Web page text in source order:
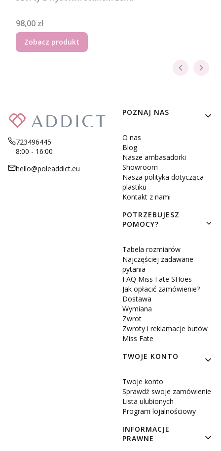
Cena
98,00 zł
Zobacz produkt
723496445
8:00 - 16:00
hello@poleaddict.eu
Linki w stopce
POZNAJ NAS
O nas
Blog
Nasze ambasadorki
Showroom
Nasza polityka dotycząca
plastiku
Kontakt z nami
POTRZEBUJESZ
POMOCY?
Tabela rozmiarów
Najczęściej zadawane
pytania
FAQ Miss Fate SHoes
Jak opłacić zamówienie?
Dostawa
Wymiana
Zwrot
Zwroty i reklamacje butów
Miss Fate
TWOJE KONTO
Twoje konto
Sprawdź swoje zamówienie
Lista ulubionych
Program lojalnościowy
INFORMACJE
PRAWNE